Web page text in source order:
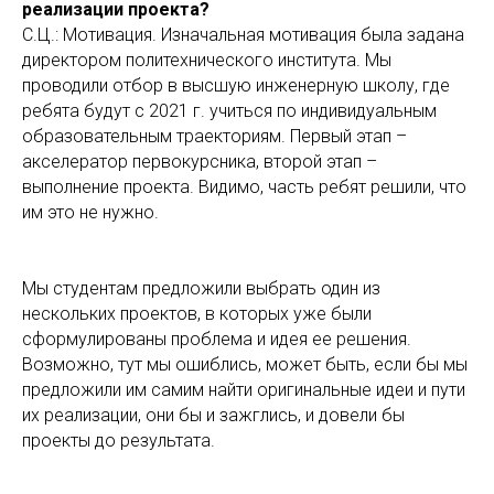
реализации проекта?
С.Ц.: Мотивация. Изначальная мотивация была задана
директором политехнического института. Мы
проводили отбор в высшую инженерную школу, где
ребята будут с 2021 г. учиться по индивидуальным
образовательным траекториям. Первый этап –
акселератор первокурсника, второй этап –
выполнение проекта. Видимо, часть ребят решили, что
им это не нужно.
Мы студентам предложили выбрать один из
нескольких проектов, в которых уже были
сформулированы проблема и идея ее решения.
Возможно, тут мы ошиблись, может быть, если бы мы
предложили им самим найти оригинальные идеи и пути
их реализации, они бы и зажглись, и довели бы
проекты до результата.